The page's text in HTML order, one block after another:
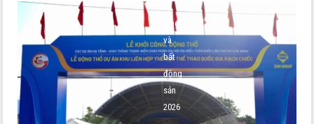
hạ
tầng
và
bất
động
sản
2026